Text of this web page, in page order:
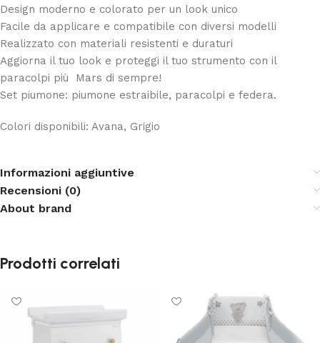
Design moderno e colorato per un look unico
Facile da applicare e compatibile con diversi modelli
Realizzato con materiali resistenti e duraturi
Aggiorna il tuo look e proteggi il tuo strumento con il
paracolpi più Mars di sempre!
Set piumone: piumone estraibile, paracolpi e federa.
Colori disponibili: Avana, Grigio
Informazioni aggiuntive
Recensioni (0)
About brand
Prodotti correlati